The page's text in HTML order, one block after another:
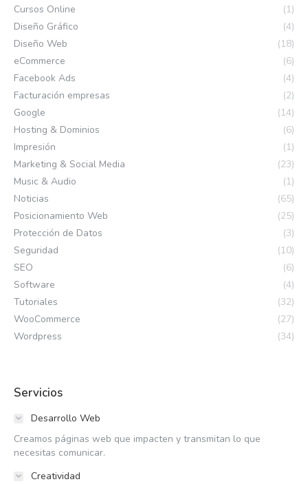
Cursos Online
(1)
Diseño Gráfico
(4)
Diseño Web
(18)
eCommerce
(6)
Facebook Ads
(4)
Facturación empresas
(2)
Google
(14)
Hosting & Dominios
(6)
Impresión
(1)
Marketing & Social Media
(23)
Music & Audio
(1)
Noticias
(65)
Posicionamiento Web
(25)
Protección de Datos
(3)
Seguridad
(10)
SEO
(6)
Software
(4)
Tutoriales
(32)
WooCommerce
(27)
Wordpress
(34)
Servicios
Desarrollo Web
Creamos páginas web que impacten y transmitan lo que
necesitas comunicar.
Creatividad